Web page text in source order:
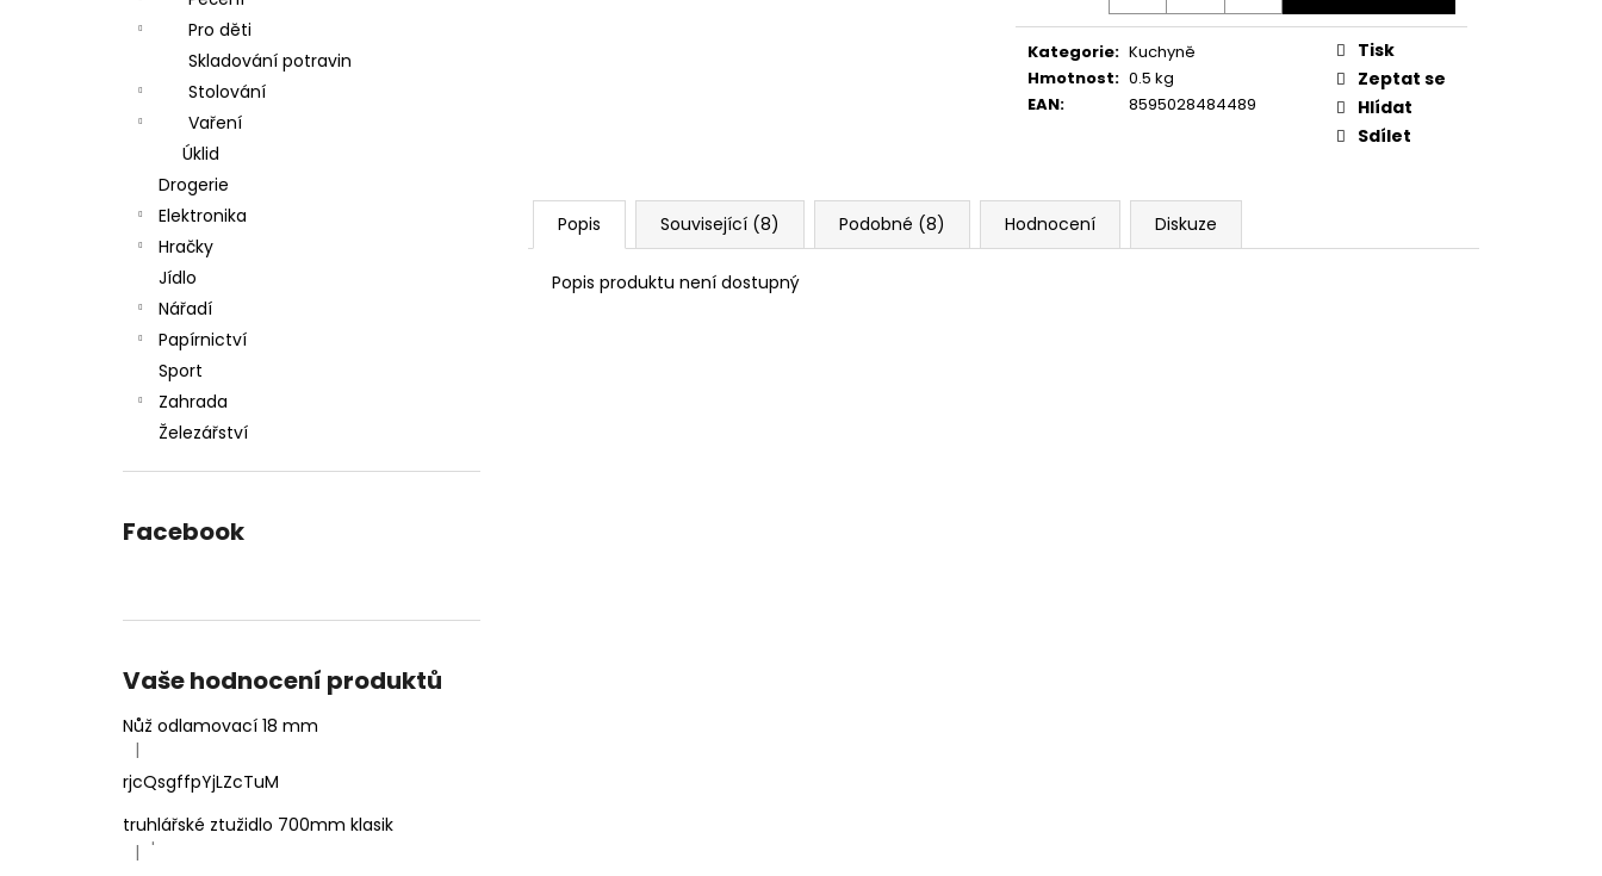
Pro děti
Skladování potravin
Stolování
Vaření
Úklid
Drogerie
Elektronika
Hračky
Jídlo
Nářadí
Papírnictví
Sport
Zahrada
Železářství
Facebook
Vaše hodnocení produktů
Nůž odlamovací 18 mm
Hodnocení produktu je 4 z 5 hvězdiček.
|
rjcQsgffpYjLZcTuM
truhlářské ztužidlo 700mm klasik
Hodnocení produktu je 5 z 5 hvězdiček.
| '
Kategorie: Kuchyně
Hmotnost: 0.5 kg
EAN: 8595028484489
Tisk
Zeptat se
Hlídat
Sdílet
Popis Související (8) Podobné (8) Hodnocení Diskuze
Popis produktu není dostupný